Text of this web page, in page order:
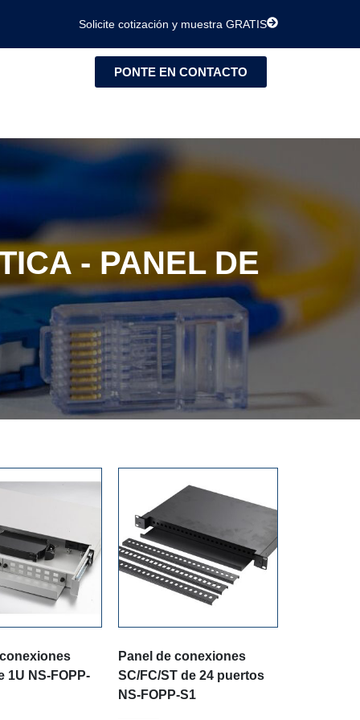
Solicite cotización y muestra GRATIS
PONTE EN CONTACTO
- PANEL DE
1U NS-FOPP-
Panel de conexiones
SC/FC/ST de 24 puertos
NS-FOPP-S1